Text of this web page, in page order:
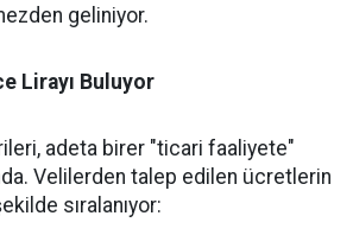
geliniyor.
Lirayı Buluyor
adeta birer "ticari faaliyete"
Velilerden talep edilen ücretlerin
sıralanıyor: